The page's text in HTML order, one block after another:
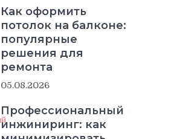
Как оформить
потолок на балконе:
популярные
решения для
ремонта
05.08.2026
Профессиональный
инжиниринг: как